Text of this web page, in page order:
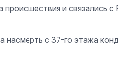
и связались
насмерть с 37-го этажа